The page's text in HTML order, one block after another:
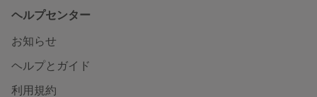
ヘルプセンター
お知らせ
ヘルプとガイド
利用規約